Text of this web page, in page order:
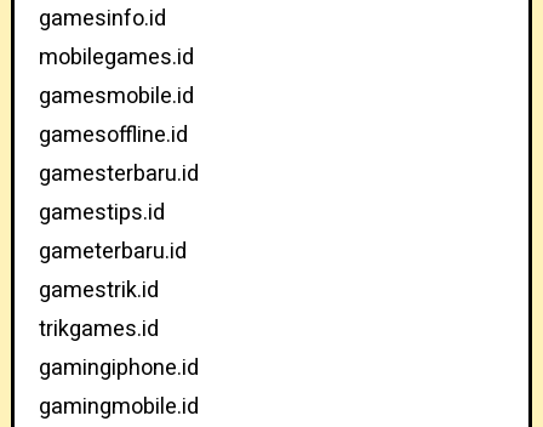
gamesinfo.id
mobilegames.id
gamesmobile.id
gamesoffline.id
gamesterbaru.id
gamestips.id
gameterbaru.id
gamestrik.id
trikgames.id
gamingiphone.id
gamingmobile.id